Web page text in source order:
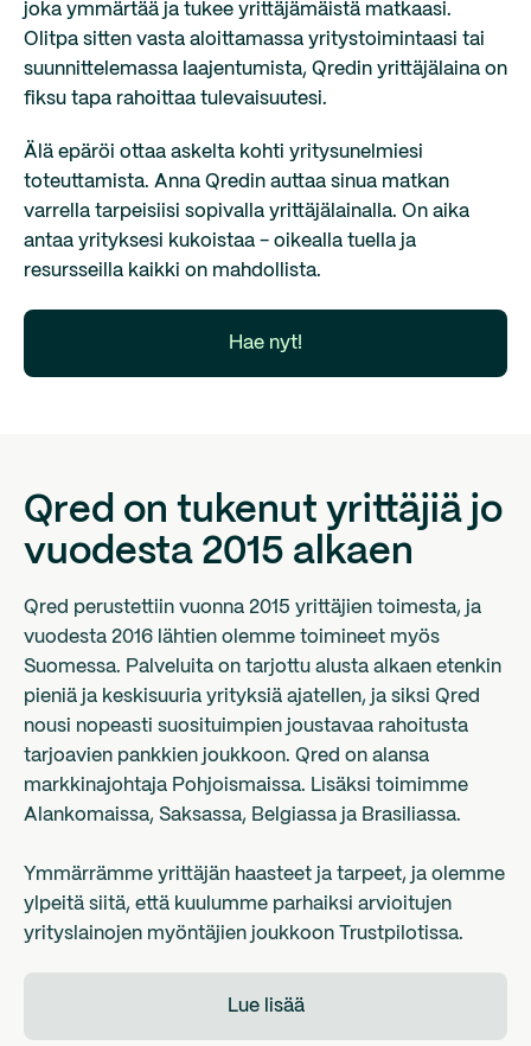
joka ymmärtää ja tukee yrittäjämäistä matkaasi.
Olitpa sitten vasta aloittamassa yritystoimintaasi tai
suunnittelemassa laajentumista, Qredin yrittäjälaina on
fiksu tapa rahoittaa tulevaisuutesi.
Älä epäröi ottaa askelta kohti yritysunelmiesi
toteuttamista. Anna Qredin auttaa sinua matkan
varrella tarpeisiisi sopivalla yrittäjälainalla. On aika
antaa yrityksesi kukoistaa - oikealla tuella ja
resursseilla kaikki on mahdollista.
Hae nyt!
Qred on tukenut yrittäjiä jo
vuodesta 2015 alkaen
Qred perustettiin vuonna 2015 yrittäjien toimesta, ja
vuodesta 2016 lähtien olemme toimineet myös
Suomessa. Palveluita on tarjottu alusta alkaen etenkin
pieniä ja keskisuuria yrityksiä ajatellen, ja siksi Qred
nousi nopeasti suosituimpien joustavaa rahoitusta
tarjoavien pankkien joukkoon. Qred on alansa
markkinajohtaja Pohjoismaissa. Lisäksi toimimme
Alankomaissa, Saksassa, Belgiassa ja Brasiliassa.
Ymmärrämme yrittäjän haasteet ja tarpeet, ja olemme
ylpeitä siitä, että kuulumme parhaiksi arvioitujen
yrityslainojen myöntäjien joukkoon Trustpilotissa.
Lue lisää